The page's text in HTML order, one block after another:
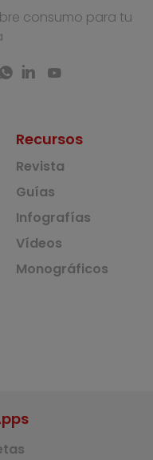
consumo para tu
Recursos
Revista
Guías
Infografías
Vídeos
Monográficos